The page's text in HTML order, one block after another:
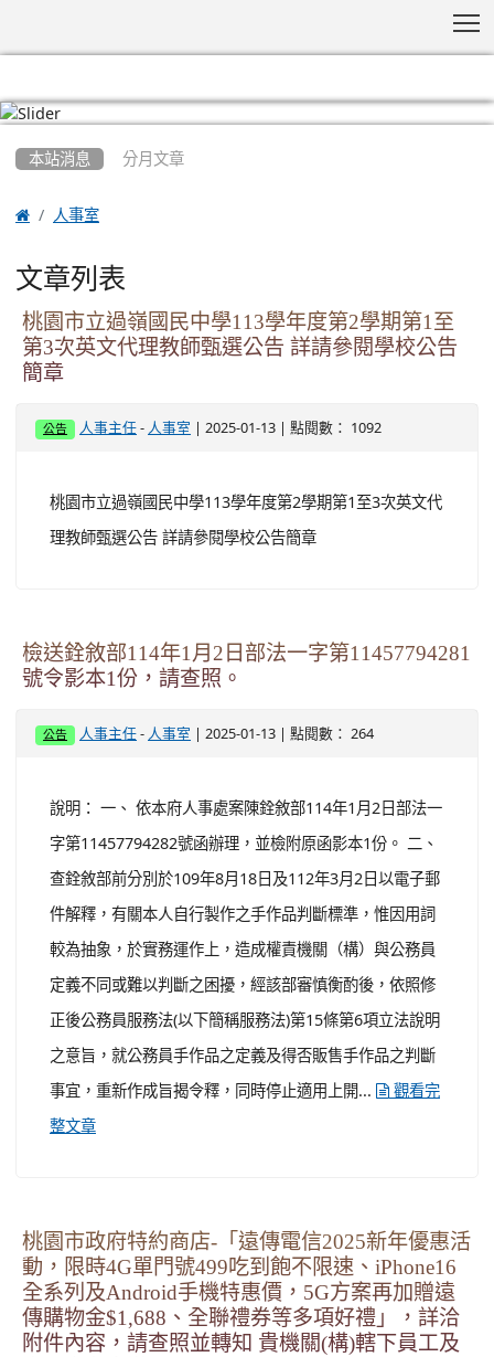
本站消息 分月文章
 人事室
文章列表
桃園市立過嶺國民中學113學年度第2學期第1至
第3次英文代理教師甄選公告 詳請參閱學校公告
簡章
公告 人事主任 - 人事室 | 2025-01-13 | 點閱數： 1092
桃園市立過嶺國民中學113學年度第2學期第1至3次英文代
理教師甄選公告 詳請參閱學校公告簡章
檢送銓敘部114年1月2日部法一字第11457794281
號令影本1份，請查照。
公告 人事主任 - 人事室 | 2025-01-13 | 點閱數： 264
說明： 一、 依本府人事處案陳銓敘部114年1月2日部法一
字第11457794282號函辦理，並檢附原函影本1份。 二、
查銓敘部前分別於109年8月18日及112年3月2日以電子郵
件解釋，有關本人自行製作之手作品判斷標準，惟因用詞
較為抽象，於實務運作上，造成權責機關（構）與公務員
定義不同或難以判斷之困擾，經該部審慎衡酌後，依照修
正後公務員服務法(以下簡稱服務法)第15條第6項立法說明
之意旨，就公務員手作品之定義及得否販售手作品之判斷
事宜，重新作成旨揭令釋，同時停止適用上開...
觀看完
整文章
桃園市政府特約商店-「遠傳電信2025新年優惠活
動，限時4G單門號499吃到飽不限速、iPhone16
全系列及Android手機特惠價，5G方案再加贈遠
傳購物金$1,688、全聯禮券等多項好禮」，詳洽
附件內容，請查照並轉知 貴機關(構)轄下員工及